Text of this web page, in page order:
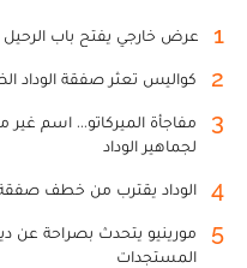
1 عرض خارجي يفتح باب الرحيل
2 كواليس تعثر صفقة
3
مفاجأة الميركاتو... اسم غير
لجماهير الوداد
4 الوداد يقترب من خطف صفقة
5
مورينيو يتحدث بصراحة عن
المستجدات